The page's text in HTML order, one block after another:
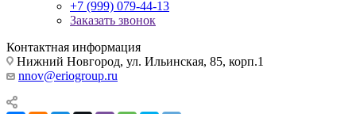
+7 (999) 079-44-13
Заказать звонок
Контактная информация
Нижний Новгород, ул. Ильинская, 85, корп.1
nnov@eriogroup.ru